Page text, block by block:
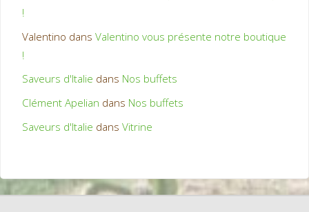
!
Valentino dans Valentino vous présente notre boutique
!
Saveurs d'Italie dans Nos buffets
Clément Apelian dans Nos buffets
Saveurs d'Italie dans Vitrine